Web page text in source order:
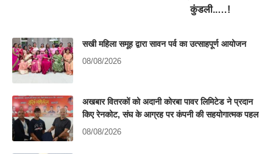
कुंडली..…!
सखी महिला समूह द्वारा सावन पर्व का उत्साहपूर्ण आयोजन
08/08/2026
अखबार वितरकों को अदानी कोरबा पावर लिमिटेड ने प्रदान
किए रेनकोट, संघ के आग्रह पर कंपनी की सहयोगात्मक पहल
08/08/2026